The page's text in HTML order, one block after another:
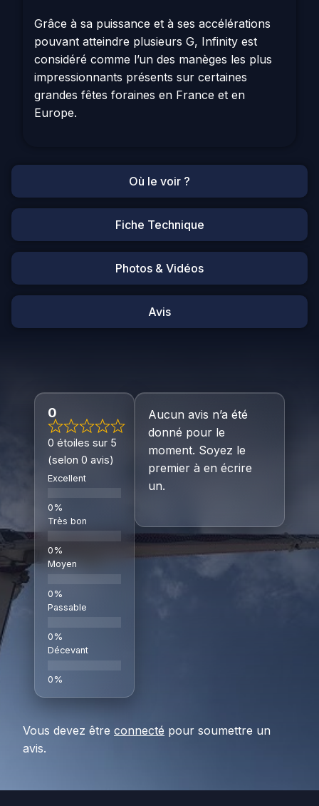
Où le voir ?
Fiche Technique
Photos & Vidéos
Avis
Grâce à sa puissance et à ses accélérations
pouvant atteindre plusieurs G, Infinity est
considéré comme l’un des manèges les plus
impressionnants présents sur certaines
grandes fêtes foraines en France et en
Europe.
0
0 étoiles sur 5
(selon 0 avis)
Excellent
Très bon
Moyen
Passable
Décevant
Aucun avis n’a été
donné pour le
moment. Soyez le
premier à en écrire
un.
Vous devez être connecté pour soumettre un
avis.